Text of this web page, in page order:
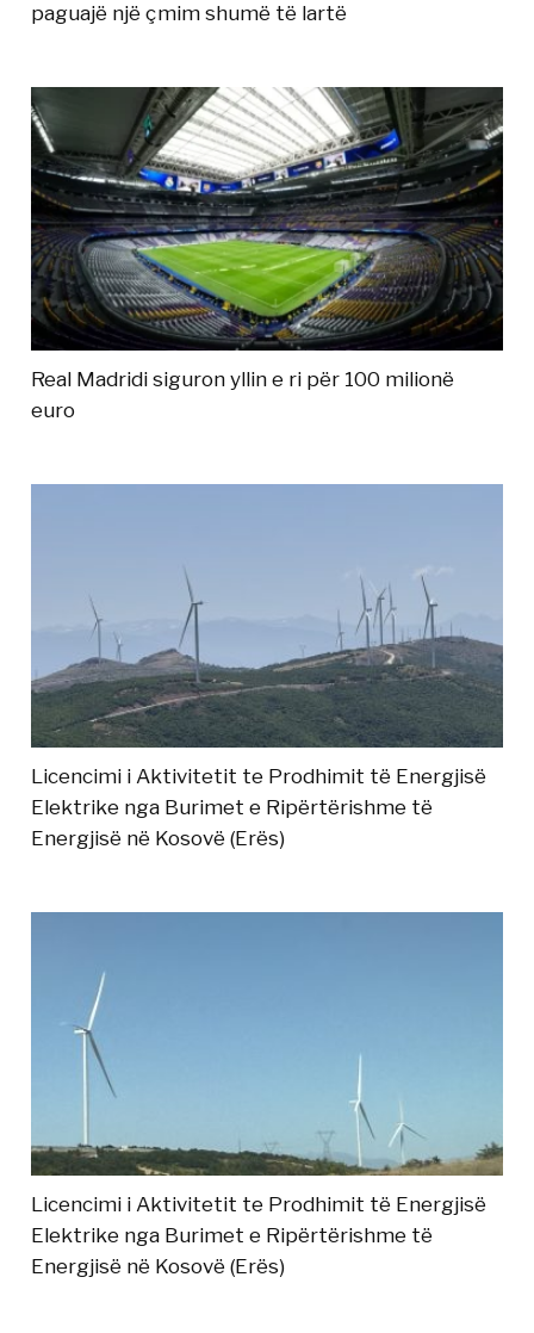
paguajë një çmim shumë të lartë
Real Madridi siguron yllin e ri për 100 milionë
euro
Licencimi i Aktivitetit te Prodhimit të Energjisë
Elektrike nga Burimet e Ripërtërishme të
Energjisë në Kosovë (Erës)
Licencimi i Aktivitetit te Prodhimit të Energjisë
Elektrike nga Burimet e Ripërtërishme të
Energjisë në Kosovë (Erës)